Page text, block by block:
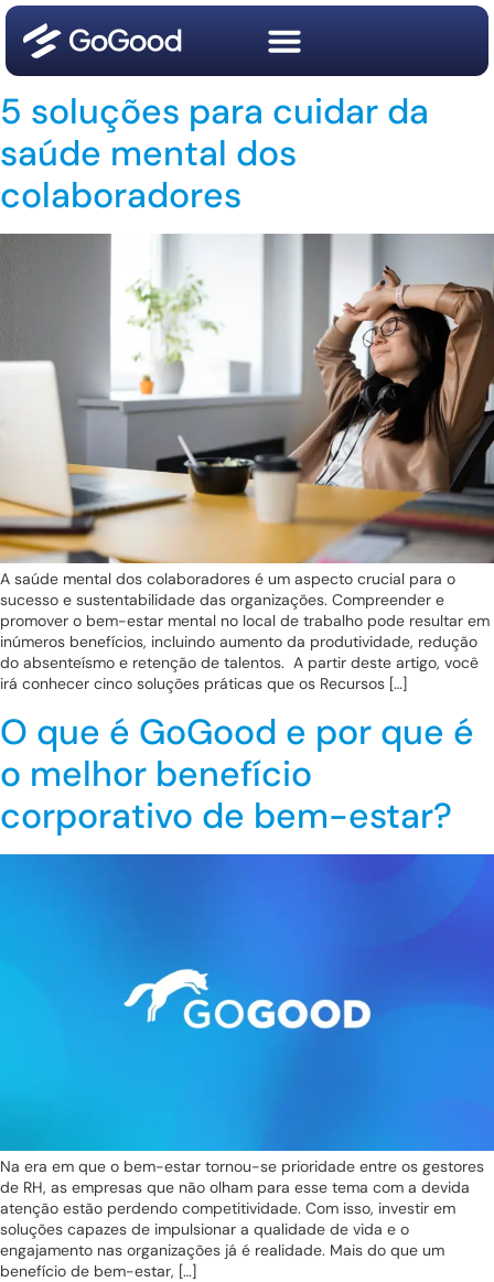
5 soluções para cuidar da
saúde mental dos
colaboradores
A saúde mental dos colaboradores é um aspecto crucial para o
sucesso e sustentabilidade das organizações. Compreender e
promover o bem-estar mental no local de trabalho pode resultar em
inúmeros benefícios, incluindo aumento da produtividade, redução
do absenteísmo e retenção de talentos. A partir deste artigo, você
irá conhecer cinco soluções práticas que os Recursos […]
O que é GoGood e por que é
o melhor benefício
corporativo de bem-estar?
Na era em que o bem-estar tornou-se prioridade entre os gestores
de RH, as empresas que não olham para esse tema com a devida
atenção estão perdendo competitividade. Com isso, investir em
soluções capazes de impulsionar a qualidade de vida e o
engajamento nas organizações já é realidade. Mais do que um
benefício de bem-estar, […]